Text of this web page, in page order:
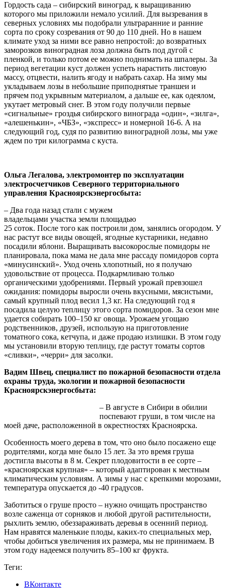
Гордость сада – сибирский виноград, к выращиванию
которого мы приложили немало усилий. Для вызревания в
северных условиях мы подобрали ультраранние и ранние
сорта по сроку созревания от 90 до 110 дней. Но в нашем
климате уход за ними все равно непростой: до возвратных
заморозков виноградная лоза должна быть под дугой с
пленкой, и только потом ее можно поднимать на шпалеры. За
период вегетации куст должен успеть нарастить листовую
массу, отцвести, налить ягоду и набрать сахар. На зиму мы
укладываем лозы в небольшие приподнятые траншеи и
прячем под укрывным материалом, а дальше ее, как одеялом,
укутает метровый снег. В этом году получили первые
«сигнальные» гроздья сибирского винограда «один», «зилга»,
«алешенькин», «ЧБЗ», «экспресс» и номерной 16-6. А на
следующий год, судя по развитию виноградной лозы, мы уже
ждем по три килограмма с куста.
Ольга Легалова, электромонтер по эксплуатации
электросчетчиков Северного территориального
управления Красноярскэнергосбыта:
– Два года назад стали с мужем
владельцами участка земли площадью
25 соток. После того как построили дом, занялись огородом. У
нас растут все виды овощей, ягодные кустарники, недавно
посадили яблони. Выращивать высокорослые помидоры не
планировала, пока мама не дала мне рассаду помидоров сорта
«минусинский». Уход очень хлопотный, но я получаю
удовольствие от процесса. Подкармливаю только
органическими удобрениями. Первый урожай превзошел
ожидания: помидоры выросли очень вкусными, мясистыми,
самый крупный плод весил 1,3 кг. На следующий год я
посадила целую теплицу этого сорта помидоров. За сезон мне
удается собирать 100–150 кг овоща. Урожаем угощаю
родственников, друзей, использую на приготовление
томатного сока, кетчупа, и даже продаю излишки. В этом году
мы установили вторую теплицу, где растут томаты сортов
«сливки», «черри» для засолки.
Вадим Швец, специалист по пожарной безопасности отдела
охраны труда, экологии и пожарной безопасности
Красноярскэнергосбыта:
– В августе в Сибири в обилии
поспевают груши, в том числе на
моей даче, расположенной в окрестностях Красноярска.
Особенность моего дерева в том, что оно было посажено еще
родителями, когда мне было 15 лет. За это время груша
достигла высоты в 8 м. Секрет плодовитости в ее сорте –
«красноярская крупная» – который адаптирован к местным
климатическим условиям. А зимы у нас с крепкими морозами,
температура опускается до -40 градусов.
Заботиться о груше просто – нужно очищать пространство
возле саженца от сорняков и любой другой растительности,
рыхлить землю, обеззараживать деревья в осенний период.
Нам нравятся маленькие плоды, каких-то специальных мер,
чтобы добиться увеличения их размера, мы не принимаем. В
этом году надеемся получить 85–100 кг фрукта.
Теги:
ВКонтакте